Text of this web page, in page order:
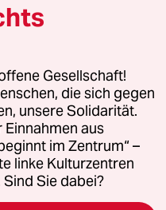
GmbH
oder für Genehmigungen
Richtlinien
Impressum AGB
Gesellschaft!
die sich gegen
unsere Solidarität.
aus
im Zentrum“ –
linke Kulturzentren
Sie dabei?